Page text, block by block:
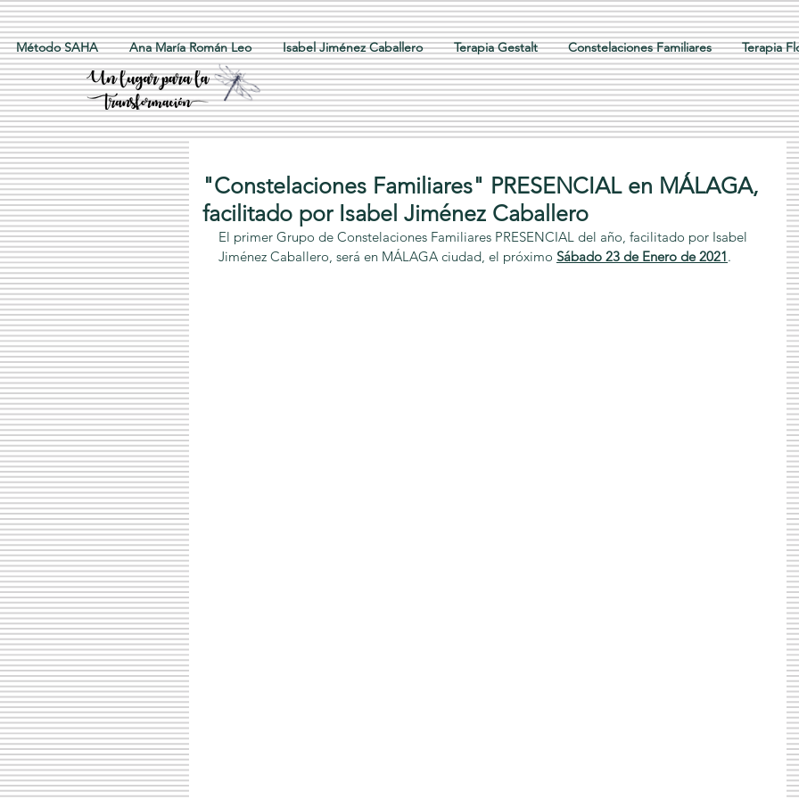
Método SAHA Ana María Román Leo Isabel Jiménez Caballero Terapia Gestalt Constelaciones Familiares Terapia
"Constelaciones Familiares" PRESENCIAL en MÁLAGA,
facilitado por Isabel Jiménez Caballero
El primer Grupo de Constelaciones Familiares PRESENCIAL del año, facilitado por Isabel
Jiménez Caballero, será en MÁLAGA ciudad, el próximo Sábado 23 de Enero de 2021.